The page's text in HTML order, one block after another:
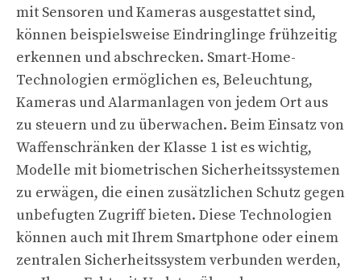
mit Sensoren und Kameras ausgestattet sind,
können beispielsweise Eindringlinge frühzeitig
erkennen und abschrecken. Smart-Home-
Technologien ermöglichen es, Beleuchtung,
Kameras und Alarmanlagen von jedem Ort aus
zu steuern und zu überwachen. Beim Einsatz von
Waffenschränken der Klasse 1 ist es wichtig,
Modelle mit biometrischen Sicherheitssystemen
zu erwägen, die einen zusätzlichen Schutz gegen
unbefugten Zugriff bieten. Diese Technologien
können auch mit Ihrem Smartphone oder einem
zentralen Sicherheitssystem verbunden werden,